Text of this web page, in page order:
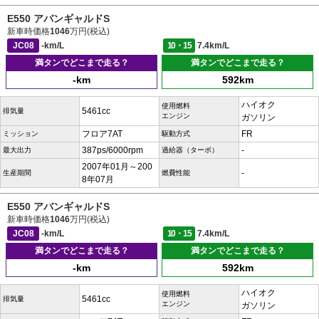
E550 アバンギャルドS
新車時価格1046万円(税込)
JC08
-km/L 10・15
7.4km/L
満タンでどこまで走る？
-km
満タンでどこまで走る？
592km
排気量 5461cc
使用燃料
エンジン
ハイオク
ガソリン
ミッション フロア7AT 駆動方式 FR
最大出力 387ps/6000rpm 過給器（ターボ） -
生産期間
2007年01月～200
8年07月
燃費性能 -
E550 アバンギャルドS
新車時価格1046万円(税込)
JC08
-km/L 10・15
7.4km/L
満タンでどこまで走る？
-km
満タンでどこまで走る？
592km
排気量 5461cc
使用燃料
エンジン
ハイオク
ガソリン